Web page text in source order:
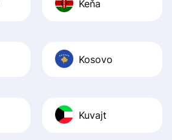
Keňa
Kosovo
Kuvajt